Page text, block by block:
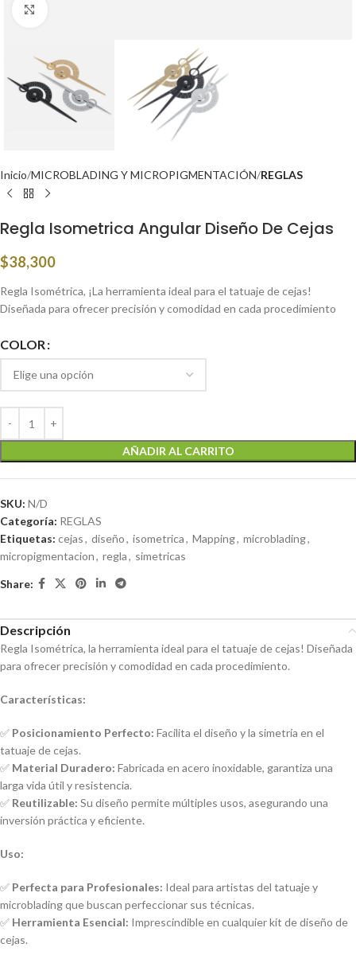
Inicio MICROBLADING Y MICROPIGMENTACIÓN REGLAS
Regla Isometrica Angular Diseño De Cejas
$38,300
Regla Isométrica, ¡La herramienta ideal para el tatuaje de cejas!
Diseñada para ofrecer precisión y comodidad en cada procedimiento
COLOR
AÑADIR AL CARRITO
SKU: N/D
Categoría: REGLAS
Etiquetas: cejas, diseño, isometrica, Mapping, microblading,
micropigmentacion, regla, simetricas
Share:
Descripción
Regla Isométrica, la herramienta ideal para el tatuaje de cejas! Diseñada
para ofrecer precisión y comodidad en cada procedimiento.
Características:
✅ Posicionamiento Perfecto: Facilita el diseño y la simetría en el
tatuaje de cejas.
✅ Material Duradero: Fabricada en acero inoxidable, garantiza una
larga vida útil y resistencia.
✅ Reutilizable: Su diseño permite múltiples usos, asegurando una
inversión práctica y eficiente.
Uso:
✅ Perfecta para Profesionales: Ideal para artistas del tatuaje y
microblading que buscan perfeccionar sus técnicas.
✅ Herramienta Esencial: Imprescindible en cualquier kit de diseño de
cejas.